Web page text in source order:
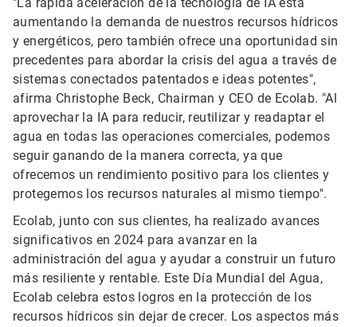
"La rápida aceleración de la tecnología de IA está
aumentando la demanda de nuestros recursos hídricos
y energéticos, pero también ofrece una oportunidad sin
precedentes para abordar la crisis del agua a través de
sistemas conectados patentados e ideas potentes",
afirma Christophe Beck, Chairman y CEO de Ecolab. "Al
aprovechar la IA para reducir, reutilizar y readaptar el
agua en todas las operaciones comerciales, podemos
seguir ganando de la manera correcta, ya que
ofrecemos un rendimiento positivo para los clientes y
protegemos los recursos naturales al mismo tiempo".
Ecolab, junto con sus clientes, ha realizado avances
significativos en 2024 para avanzar en la
administración del agua y ayudar a construir un futuro
más resiliente y rentable. Este Día Mundial del Agua,
Ecolab celebra estos logros en la protección de los
recursos hídricos sin dejar de crecer. Los aspectos más